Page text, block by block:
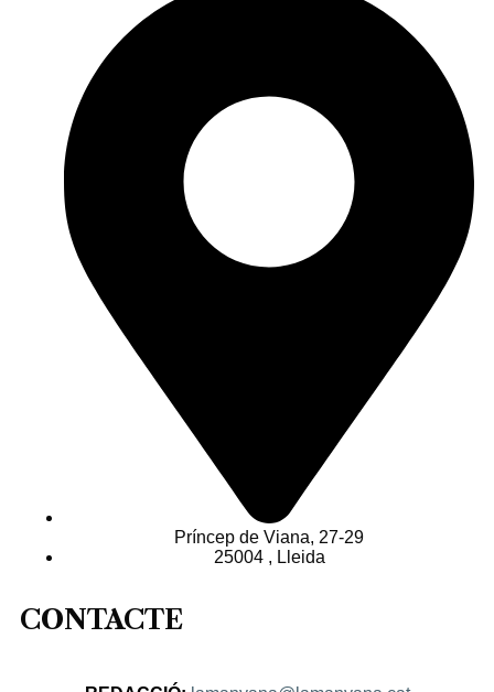
Príncep de Viana, 27-29
25004 , Lleida
CONTACTE